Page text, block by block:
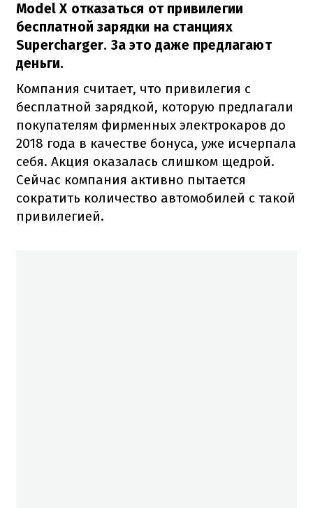
Model X отказаться от привилегии
бесплатной зарядки на станциях
Supercharger. За это даже предлагают
деньги.
Компания считает, что привилегия с
бесплатной зарядкой, которую предлагали
покупателям фирменных электрокаров до
2018 года в качестве бонуса, уже исчерпала
себя. Акция оказалась слишком щедрой.
Сейчас компания активно пытается
сократить количество автомобилей с такой
привилегией.